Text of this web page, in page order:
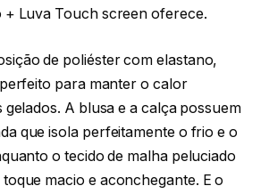
Luva Touch screen oferece.
de poliéster com elastano,
para manter o calor
A blusa e a calça possuem
que isola perfeitamente o frio e o
o tecido de malha peluciado
macio e aconchegante. E o